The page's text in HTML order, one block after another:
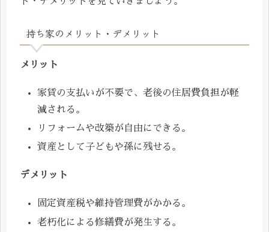
持ち家のメリット・デメリット
メリット
家賃の支払いが不要で、老後の住居費負担が軽
減される。
リフォームや改築が自由にできる。
資産として子どもや孫に残せる。
デメリット
固定資産税や維持管理費がかかる。
老朽化による修繕費が発生する。